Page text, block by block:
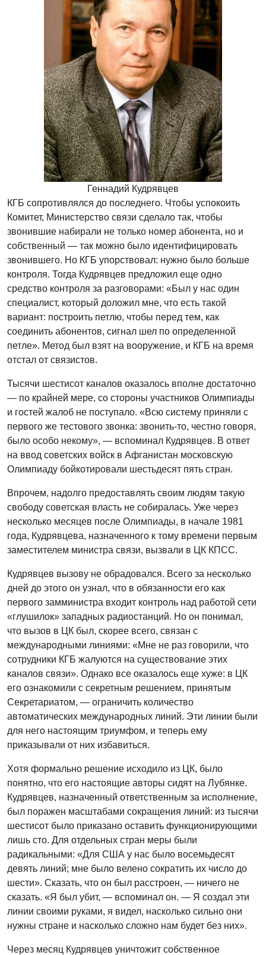
Геннадий Кудрявцев
КГБ сопротивлялся до последнего. Чтобы успокоить
Комитет, Министерство связи сделало так, чтобы
звонившие набирали не только номер абонента, но и
собственный — так можно было идентифицировать
звонившего. Но КГБ упорствовал: нужно было больше
контроля. Тогда Кудрявцев предложил еще одно
средство контроля за разговорами: «Был у нас один
специалист, который доложил мне, что есть такой
вариант: построить петлю, чтобы перед тем, как
соединить абонентов, сигнал шел по определенной
петле». Метод был взят на вооружение, и КГБ на время
отстал от связистов.
Тысячи шестисот каналов оказалось вполне достаточно
— по крайней мере, со стороны участников Олимпиады
и гостей жалоб не поступало. «Всю систему приняли с
первого же тестового звонка: звонить-то, честно говоря,
было особо некому», — вспоминал Кудрявцев. В ответ
на ввод советских войск в Афганистан московскую
Олимпиаду бойкотировали шестьдесят пять стран.
Впрочем, надолго предоставлять своим людям такую
свободу советская власть не собиралась. Уже через
несколько месяцев после Олимпиады, в начале 1981
года, Кудрявцева, назначенного к тому времени первым
заместителем министра связи, вызвали в ЦК КПСС.
Кудрявцев вызову не обрадовался. Всего за несколько
дней до этого он узнал, что в обязанности его как
первого замминистра входит контроль над работой сети
«глушилок» западных радиостанций. Но он понимал,
что вызов в ЦК был, скорее всего, связан с
международными линиями: «Мне не раз говорили, что
сотрудники КГБ жалуются на существование этих
каналов связи». Однако все оказалось еще хуже: в ЦК
его ознакомили с секретным решением, принятым
Секретариатом, — ограничить количество
автоматических международных линий. Эти линии были
для него настоящим триумфом, и теперь ему
приказывали от них избавиться.
Хотя формально решение исходило из ЦК, было
понятно, что его настоящие авторы сидят на Лубянке.
Кудрявцев, назначенный ответственным за исполнение,
был поражен масштабами сокращения линий: из тысячи
шестисот было приказано оставить функционирующими
лишь сто. Для отдельных стран меры были
радикальными: «Для США у нас было восемьдесят
девять линий; мне было велено сократить их число до
шести». Сказать, что он был расстроен, — ничего не
сказать. «Я был убит, — вспоминал он. — Я создал эти
линии своими руками, я видел, насколько сильно они
нужны стране и насколько сложно нам будет без них».
Через месяц Кудрявцев уничтожит собственное